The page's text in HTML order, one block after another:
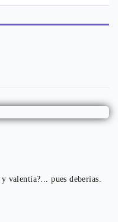
valentía?... pues deberías.